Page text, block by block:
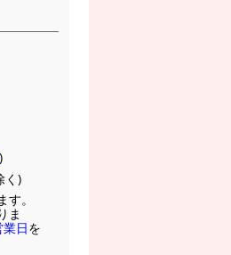
)
く)
。
ま
業日を